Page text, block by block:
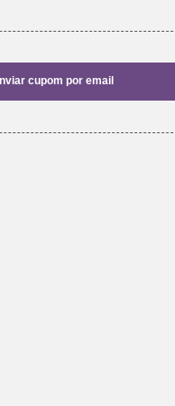
cupom por email